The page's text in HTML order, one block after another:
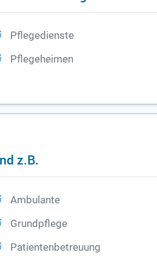
Pflegedienste
Pflegeheimen
z.B.
Ambulante
Grundpflege
Patientenbetreuung